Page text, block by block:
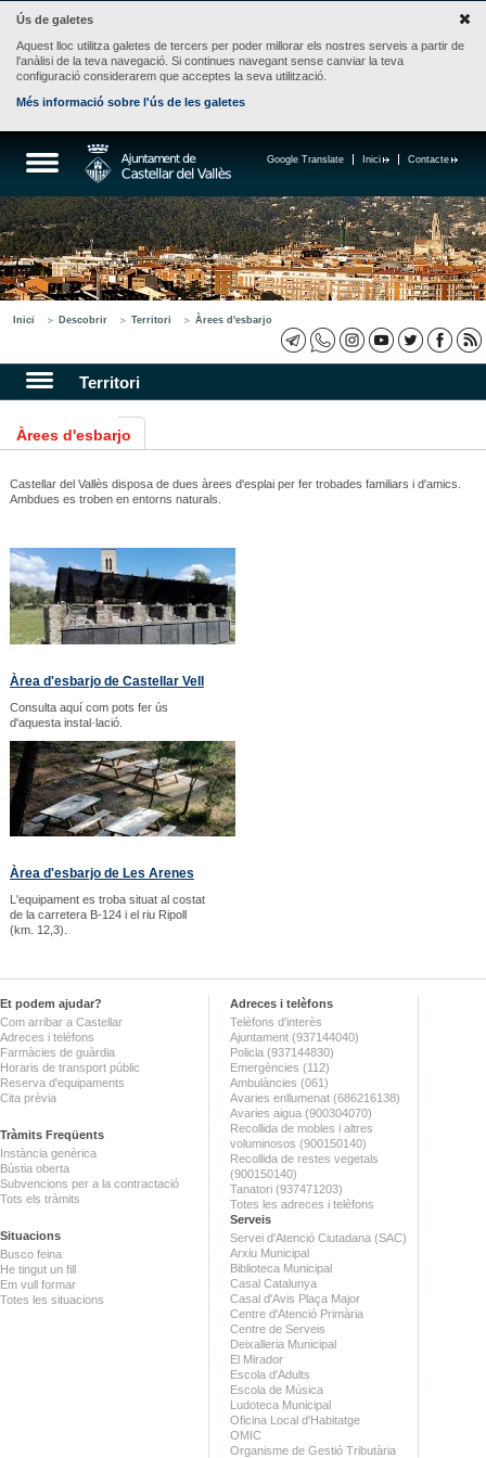
Ús de galetes
Aquest lloc utilitza galetes de tercers per poder millorar els nostres serveis a partir de
l'anàlisi de la teva navegació. Si continues navegant sense canviar la teva
configuració considerarem que acceptes la seva utilització.
Més informació sobre l'ús de les galetes
Contacte
Inici
Google Translate
Inici Descobrir Territori Àrees d'esbarjo
Territori
Àrees d'esbarjo
Castellar del Vallès disposa de dues àrees d'esplai per fer trobades familiars i d'amics.
Ambdues es troben en entorns naturals.
Àrea d'esbarjo de Castellar Vell
Consulta aquí com pots fer ús
d'aquesta instal·lació.
Àrea d'esbarjo de Les Arenes
L'equipament es troba situat al costat
de la carretera B-124 i el riu Ripoll
(km. 12,3).
Et podem ajudar?
Com arribar a Castellar
Adreces i telèfons
Farmàcies de guàrdia
Horaris de transport públic
Reserva d'equipaments
Cita prèvia
Tràmits Freqüents
Instància genèrica
Bústia oberta
Subvencions per a la contractació
Tots els tràmits
Situacions
Busco feina
He tingut un fill
Em vull formar
Totes les situacions
Adreces i telèfons
Telèfons d'interès
Ajuntament (937144040)
Policia (937144830)
Emergències (112)
Ambulàncies (061)
Avaries enllumenat (686216138)
Avaries aigua (900304070)
Recollida de mobles i altres
voluminosos (900150140)
Recollida de restes vegetals
(900150140)
Tanatori (937471203)
Totes les adreces i telèfons
Serveis
Servei d'Atenció Ciutadana (SAC)
Arxiu Municipal
Biblioteca Municipal
Casal Catalunya
Casal d'Avis Plaça Major
Centre d'Atenció Primària
Centre de Serveis
Deixalleria Municipal
El Mirador
Escola d'Adults
Escola de Música
Ludoteca Municipal
Oficina Local d'Habitatge
OMIC
Organisme de Gestió Tributària